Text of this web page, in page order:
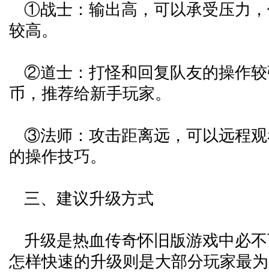
①战士：输出高，可以承受压力
较高。
②道士：打怪和回复队友的操作
币，推荐给新手玩家。
③法师：攻击距离远，可以远程
的操作技巧。
三、建议升级方式
升级是热血传奇怀旧版游戏中必
怎样快速的升级则是大部分玩家最